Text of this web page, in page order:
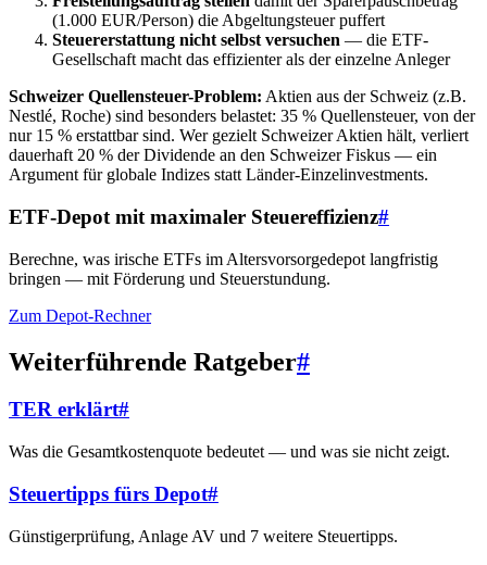
(1.000 EUR/Person) die Abgeltungsteuer puffert
Steuererstattung nicht selbst versuchen — die ETF-
Gesellschaft macht das effizienter als der einzelne Anleger
Schweizer Quellensteuer-Problem: Aktien aus der Schweiz (z.B.
Nestlé, Roche) sind besonders belastet: 35 % Quellensteuer, von der
nur 15 % erstattbar sind. Wer gezielt Schweizer Aktien hält, verliert
dauerhaft 20 % der Dividende an den Schweizer Fiskus — ein
Argument für globale Indizes statt Länder-Einzelinvestments.
ETF-Depot mit maximaler Steuereffizienz#
Berechne, was irische ETFs im Altersvorsorgedepot langfristig
bringen — mit Förderung und Steuerstundung.
Zum Depot-Rechner
Weiterführende Ratgeber#
TER erklärt#
Was die Gesamtkostenquote bedeutet — und was sie nicht zeigt.
Steuertipps fürs Depot#
Günstigerprüfung, Anlage AV und 7 weitere Steuertipps.